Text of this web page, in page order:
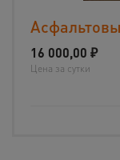
16 000,00 ₽
Цена за сутки